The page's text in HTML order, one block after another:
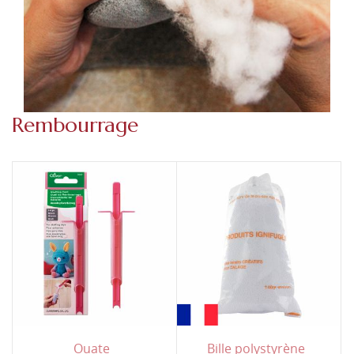
Rembourrage
Ouate Bille polystyrène